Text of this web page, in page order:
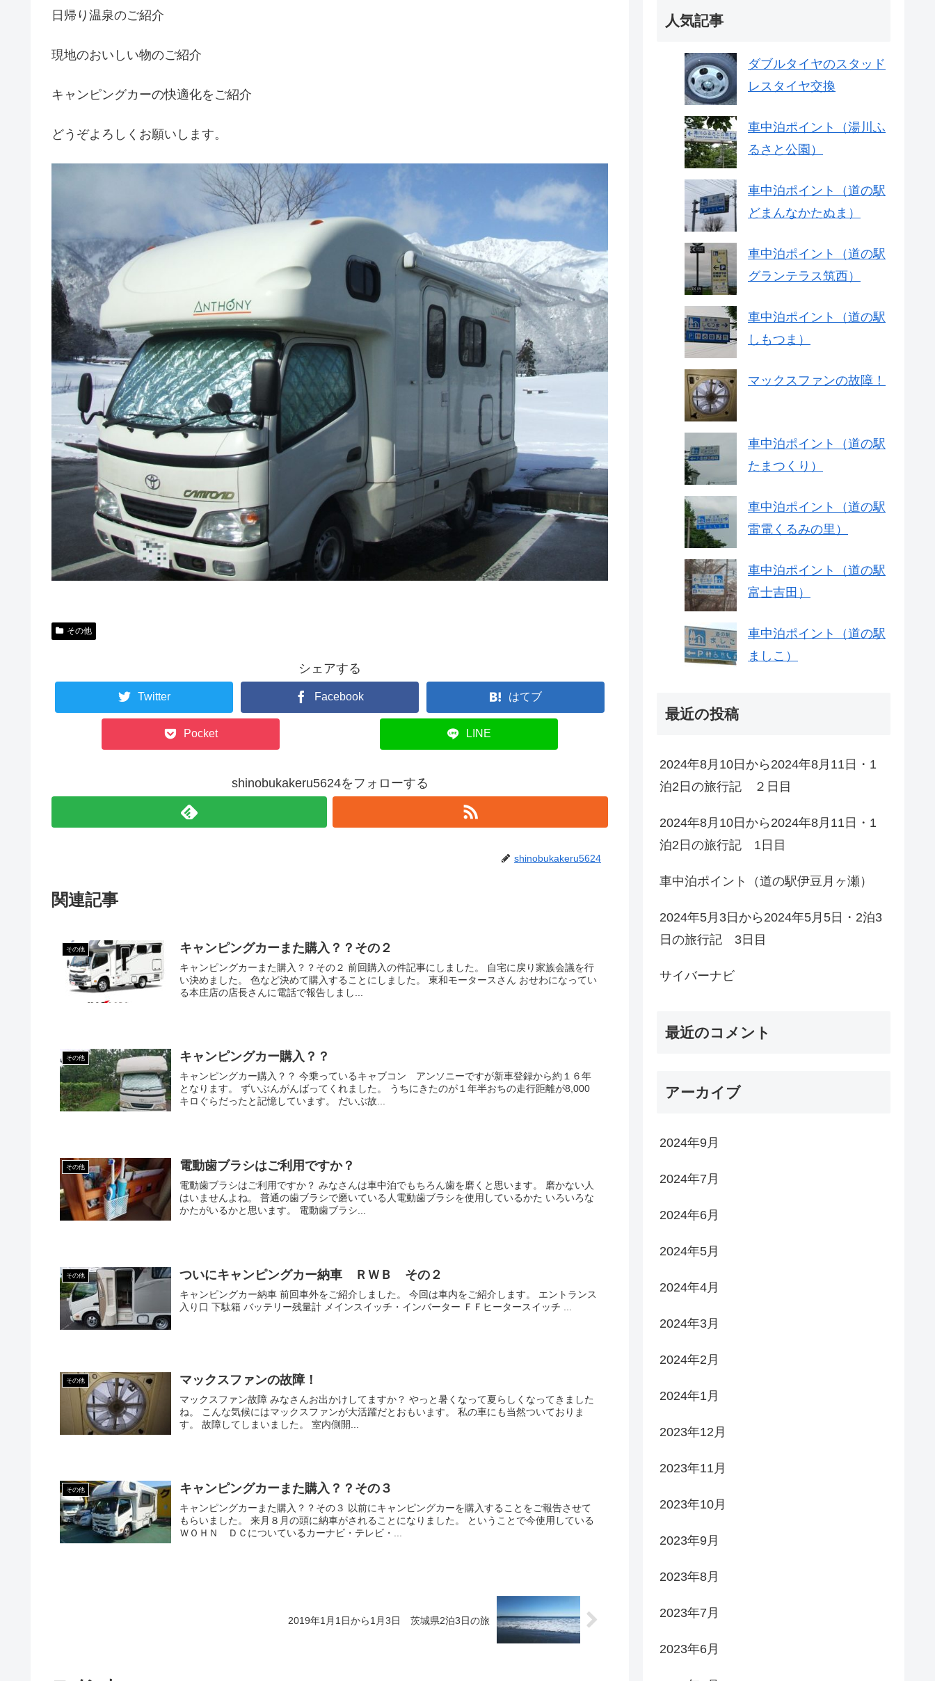
日帰り温泉のご紹介
現地のおいしい物のご紹介
キャンピングカーの快適化をご紹介
どうぞよろしくお願いします。
その他
シェアする
Twitter Facebook はてブ
Pocket LINE
shinobukakeru5624をフォローする
shinobukakeru5624
関連記事
その他 キャンピングカーまた購入？？その２
キャンピングカーまた購入？？その２ 前回購入の件記事にしました。 自宅に戻り家族会議を行
い決めました。 色など決めて購入することにしました。 東和モータースさん おせわになってい
る本庄店の店長さんに電話で報告しまし...
その他 キャンピングカー購入？？
キャンピングカー購入？？ 今乗っているキャブコン アンソニーですが新車登録から約１６年
となります。 ずいぶんがんばってくれました。 うちにきたのが１年半おちの走行距離が8,000
キロぐらだったと記憶しています。 だいぶ故...
その他 電動歯ブラシはご利用ですか？
電動歯ブラシはご利用ですか？ みなさんは車中泊でもちろん歯を磨くと思います。 磨かない人
はいませんよね。 普通の歯ブラシで磨いている人電動歯ブラシを使用しているかた いろいろな
かたがいるかと思います。 電動歯ブラシ...
その他 ついにキャンピングカー納車 ＲＷＢ その２
キャンピングカー納車 前回車外をご紹介しました。 今回は車内をご紹介します。 エントランス
入り口 下駄箱 バッテリー残量計 メインスイッチ・インバーター ＦＦヒータースイッチ ...
その他 マックスファンの故障！
マックスファン故障 みなさんお出かけしてますか？ やっと暑くなって夏らしくなってきました
ね。 こんな気候にはマックスファンが大活躍だとおもいます。 私の車にも当然ついておりま
す。 故障してしまいました。 室内側開...
その他 キャンピングカーまた購入？？その３
キャンピングカーまた購入？？その３ 以前にキャンピングカーを購入することをご報告させて
もらいました。 来月８月の頭に納車がされることになりました。 ということで今使用している
ＷＯＨＮ ＤＣについているカーナビ・テレビ・...
2019年1月1日から1月3日 茨城県2泊3日の旅
人気記事
ダブルタイヤのスタッド
レスタイヤ交換
車中泊ポイント（湯川ふ
るさと公園）
車中泊ポイント（道の駅
どまんなかたぬま）
車中泊ポイント（道の駅
グランテラス筑西）
車中泊ポイント（道の駅
しもつま）
マックスファンの故障！
車中泊ポイント（道の駅
たまつくり）
車中泊ポイント（道の駅
雷電くるみの里）
車中泊ポイント（道の駅
富士吉田）
車中泊ポイント（道の駅
ましこ）
最近の投稿
2024年8月10日から2024年8月11日・1
泊2日の旅行記 ２日目
2024年8月10日から2024年8月11日・1
泊2日の旅行記 1日目
車中泊ポイント（道の駅伊豆月ヶ瀬）
2024年5月3日から2024年5月5日・2泊3
日の旅行記 3日目
サイバーナビ
最近のコメント
アーカイブ
2024年9月
2024年7月
2024年6月
2024年5月
2024年4月
2024年3月
2024年2月
2024年1月
2023年12月
2023年11月
2023年10月
2023年9月
2023年8月
2023年7月
2023年6月